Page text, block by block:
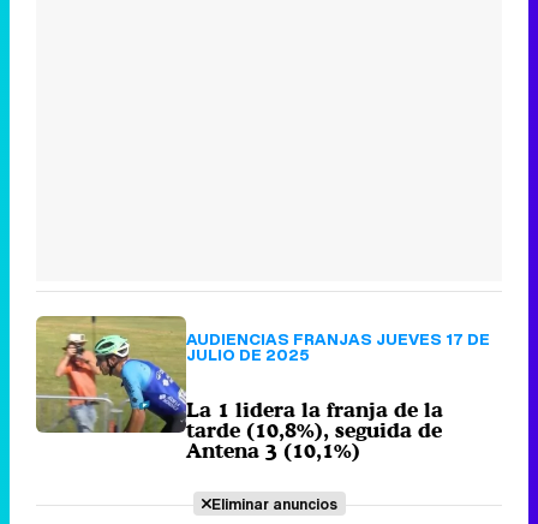
Antena 3 (10,1%)
Eliminar anuncios